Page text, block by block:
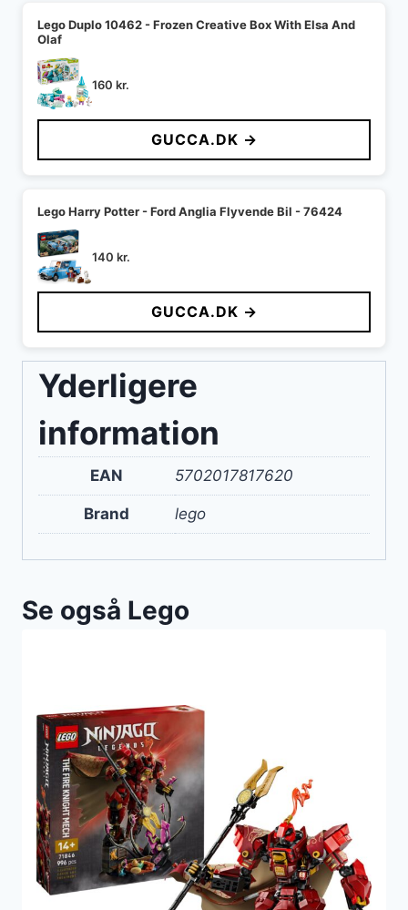
Lego Duplo 10462 - Frozen Creative Box With Elsa And
Olaf
160 kr.
GUCCA.DK →
Lego Harry Potter - Ford Anglia Flyvende Bil - 76424
140 kr.
GUCCA.DK →
Yderligere
information
EAN 5702017817620
Brand lego
Se også Lego